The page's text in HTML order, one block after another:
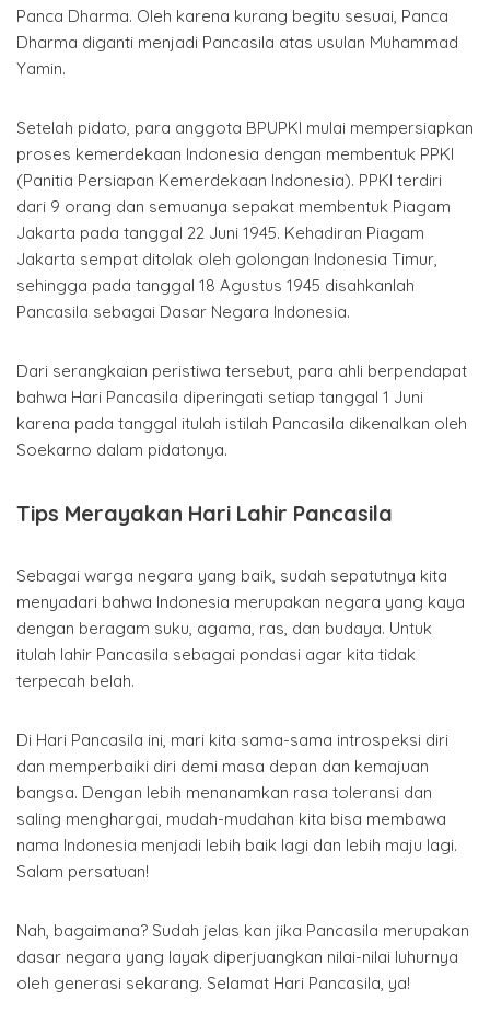
Panca Dharma. Oleh karena kurang begitu sesuai, Panca
Dharma diganti menjadi Pancasila atas usulan Muhammad
Yamin.
Setelah pidato, para anggota BPUPKI mulai mempersiapkan
proses kemerdekaan Indonesia dengan membentuk PPKI
(Panitia Persiapan Kemerdekaan Indonesia). PPKI terdiri
dari 9 orang dan semuanya sepakat membentuk Piagam
Jakarta pada tanggal 22 Juni 1945. Kehadiran Piagam
Jakarta sempat ditolak oleh golongan Indonesia Timur,
sehingga pada tanggal 18 Agustus 1945 disahkanlah
Pancasila sebagai Dasar Negara Indonesia.
Dari serangkaian peristiwa tersebut, para ahli berpendapat
bahwa Hari Pancasila diperingati setiap tanggal 1 Juni
karena pada tanggal itulah istilah Pancasila dikenalkan oleh
Soekarno dalam pidatonya.
Tips Merayakan Hari Lahir Pancasila
Sebagai warga negara yang baik, sudah sepatutnya kita
menyadari bahwa Indonesia merupakan negara yang kaya
dengan beragam suku, agama, ras, dan budaya. Untuk
itulah lahir Pancasila sebagai pondasi agar kita tidak
terpecah belah.
Di Hari Pancasila ini, mari kita sama-sama introspeksi diri
dan memperbaiki diri demi masa depan dan kemajuan
bangsa. Dengan lebih menanamkan rasa toleransi dan
saling menghargai, mudah-mudahan kita bisa membawa
nama Indonesia menjadi lebih baik lagi dan lebih maju lagi.
Salam persatuan!
Nah, bagaimana? Sudah jelas kan jika Pancasila merupakan
dasar negara yang layak diperjuangkan nilai-nilai luhurnya
oleh generasi sekarang. Selamat Hari Pancasila, ya!